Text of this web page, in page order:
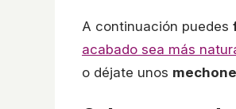
A continuación puedes
acabado sea más
o déjate unos